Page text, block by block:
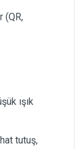
(QR,
ışık
tutuş,